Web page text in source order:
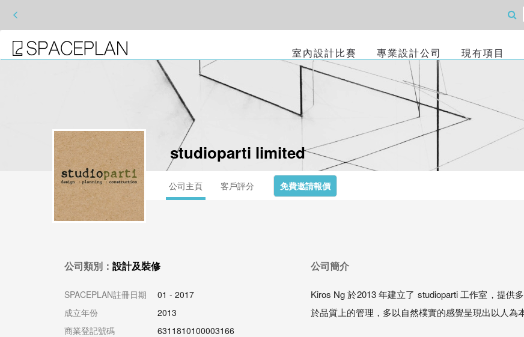
<
室內設計比賽 專業設計公司 現有項目
studioparti limited
公司主頁 客戶評分 免費邀請報價
公司類別： 設計及裝修
SPACEPLAN註冊日期
01 - 2017
成立年份
2013
商業登記號碼
6311810100003166
公司簡介
Kiros Ng 於2013 年建立了 studioparti 工作室，提
於品質上的管理，多以自然樸實的感覺呈現出以人為